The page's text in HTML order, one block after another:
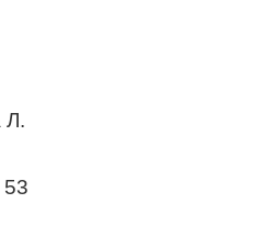
Л.
53